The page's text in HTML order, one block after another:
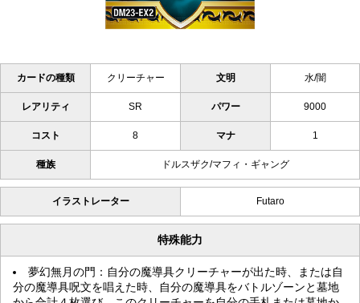
カードの種類 クリーチャー 文明 水/闇
レアリティ SR パワー 9000
コスト 8 マナ 1
種族 ドルスザク/マフィ・ギャング
イラストレーター Futaro
特殊能力
夢幻無月の門：自分の魔導具クリーチャーが出た時、または自
分の魔導具呪文を唱えた時、自分の魔導具をバトルゾーンと墓地